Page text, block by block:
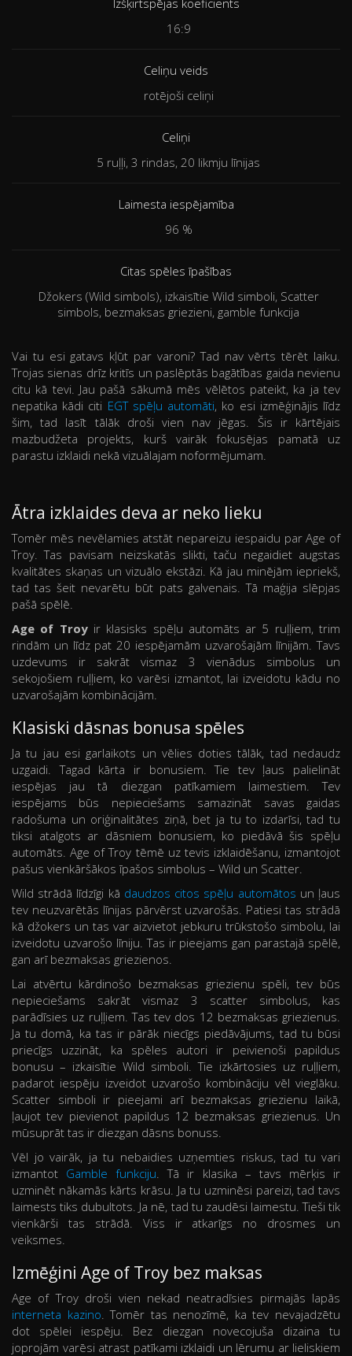
Izšķirtspējas koeficients
16:9
Celiņu veids
rotējoši celiņi
Celiņi
5 ruļļi, 3 rindas, 20 likmju līnijas
Laimesta iespējamība
96 %
Citas spēles īpašības
Džokers (Wild simbols), izkaisītie Wild simboli, Scatter
simbols, bezmaksas griezieni, gamble funkcija
Vai tu esi gatavs kļūt par varoni? Tad nav vērts tērēt laiku.
Trojas sienas drīz kritīs un paslēptās bagātības gaida nevienu
citu kā tevi. Jau pašā sākumā mēs vēlētos pateikt, ka ja tev
nepatika kādi citi EGT spēļu automāti, ko esi izmēģinājis līdz
šim, tad lasīt tālāk droši vien nav jēgas. Šis ir kārtējais
mazbudžeta projekts, kurš vairāk fokusējas pamatā uz
parastu izklaidi nekā vizuālajam noformējumam.
Ātra izklaides deva ar neko lieku
Tomēr mēs nevēlamies atstāt nepareizu iespaidu par Age of
Troy. Tas pavisam neizskatās slikti, taču negaidiet augstas
kvalitātes skaņas un vizuālo ekstāzi. Kā jau minējām iepriekš,
tad tas šeit nevarētu būt pats galvenais. Tā maģija slēpjas
pašā spēlē.
Age of Troyir klasisks spēļu automāts ar 5 ruļļiem, trim
rindām un līdz pat 20 iespējamām uzvarošajām līnijām. Tavs
uzdevums ir sakrāt vismaz 3 vienādus simbolus un
sekojošiem ruļļiem, ko varēsi izmantot, lai izveidotu kādu no
uzvarošajām kombinācijām.
Klasiski dāsnas bonusa spēles
Ja tu jau esi garlaikots un vēlies doties tālāk, tad nedaudz
uzgaidi. Tagad kārta ir bonusiem. Tie tev ļaus palielināt
iespējas jau tā diezgan patīkamiem laimestiem. Tev
iespējams būs nepieciešams samazināt savas gaidas
radošuma un oriģinalitātes ziņā, bet ja tu to izdarīsi, tad tu
tiksi atalgots ar dāsniem bonusiem, ko piedāvā šis spēļu
automāts. Age of Troy tēmē uz tevis izklaidēšanu, izmantojot
pašus vienkāršākos īpašos simbolus – Wild un Scatter.
Wild strādā līdzīgi kā daudzos citos spēļu automātos un ļaus
tev neuzvarētās līnijas pārvērst uzvarošās. Patiesi tas strādā
kā džokers un tas var aizvietot jebkuru trūkstošo simbolu, lai
izveidotu uzvarošo līniju. Tas ir pieejams gan parastajā spēlē,
gan arī bezmaksas griezienos.
Lai atvērtu kārdinošo bezmaksas griezienu spēli, tev būs
nepieciešams sakrāt vismaz 3 scatter simbolus, kas
parādīsies uz ruļļiem. Tas tev dos 12 bezmaksas griezienus.
Ja tu domā, ka tas ir pārāk niecīgs piedāvājums, tad tu būsi
priecīgs uzzināt, ka spēles autori ir peivienoši papildus
bonusu – izkaisītie Wild simboli. Tie izkārtosies uz ruļļiem,
padarot iespēju izveidot uzvarošo kombināciju vēl vieglāku.
Scatter simboli ir pieejami arī bezmaksas griezienu laikā,
ļaujot tev pievienot papildus 12 bezmaksas griezienus. Un
mūsuprāt tas ir diezgan dāsns bonuss.
Vēl jo vairāk, ja tu nebaidies uzņemties riskus, tad tu vari
izmantot Gamble funkciju. Tā ir klasika – tavs mērķis ir
uzminēt nākamās kārts krāsu. Ja tu uzminēsi pareizi, tad tavs
laimests tiks dubultots. Ja nē, tad tu zaudēsi laimestu. Tieši tik
vienkārši tas strādā. Viss ir atkarīgs no drosmes un
veiksmes.
Izmēģini Age of Troy bez maksas
Age of Troy droši vien nekad neatradīsies pirmajās lapās
interneta kazino. Tomēr tas nenozīmē, ka tev nevajadzētu
dot spēlei iespēju. Bez diezgan novecojuša dizaina tu
joprojām varēsi atrast patīkami izklaidi un lērumu ar lieliskiem